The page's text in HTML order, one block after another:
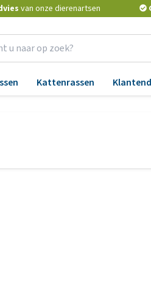
van onze dierenartsen
Kattenrassen